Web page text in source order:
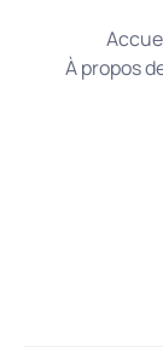
À propos